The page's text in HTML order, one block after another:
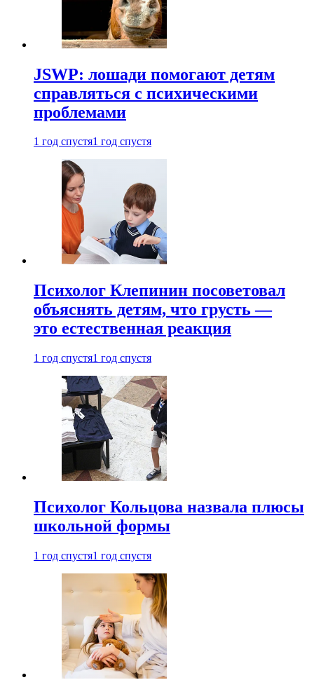
JSWP: лошади помогают детям
справляться с психическими
проблемами
1 год спустя1 год спустя
Психолог Клепинин посоветовал
объяснять детям, что грусть —
это естественная реакция
1 год спустя1 год спустя
Психолог Кольцова назвала плюсы
школьной формы
1 год спустя1 год спустя